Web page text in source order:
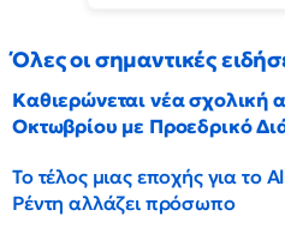
Όλες οι σημαντικές
Καθιερώνεται νέα σχολική
Οκτωβρίου με Προεδρικό
Το τέλος μιας εποχής για το
Ρέντη αλλάζει πρόσωπο